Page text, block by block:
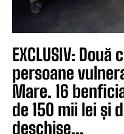
EXCLUSIV:
persoane
Mare. 16
de 150 mii lei și
deschise...